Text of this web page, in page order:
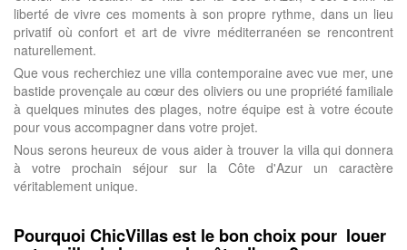
liberté de vivre ces moments à son propre rythme, dans un lieu
privatif où confort et art de vivre méditerranéen se rencontrent
naturellement.
Que vous recherchiez une villa contemporaine avec vue mer, une
bastide provençale au cœur des oliviers ou une propriété familiale
à quelques minutes des plages, notre équipe est à votre écoute
pour vous accompagner dans votre projet.
Nous serons heureux de vous aider à trouver la villa qui donnera
à votre prochain séjour sur la Côte d'Azur un caractère
véritablement unique.
Pourquoi ChicVillas est le bon choix pour louer